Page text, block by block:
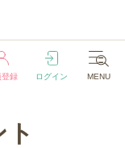
登録 ログイン MENU
録